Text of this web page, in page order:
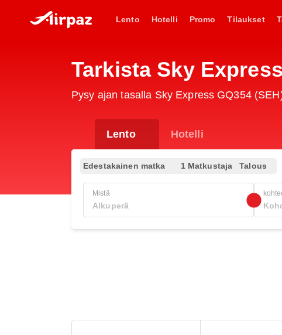
Lento Hotelli Promo Tilaukset
Tarkista Sky
Pysy ajan tasalla Sky Express GQ354
Lento Hotelli
Edestakainen matka 1 Matkustaja Talous
Mistä